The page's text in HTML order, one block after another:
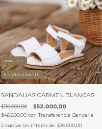
26% OFF
ENVÍO GRATIS
SANDALIAS CARMEN BLANCAS
$70.000,00 $52.000,00
$46.800,00 con Transferencia Bancaria
2 cuotas sin interés de $26.000,00